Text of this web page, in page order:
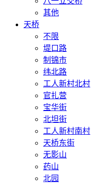
其他
天桥
不限
堤口路
制锦市
纬北路
工人新村北村
官扎营
宝华街
北坦街
工人新村南村
天桥东街
无影山
药山
北园